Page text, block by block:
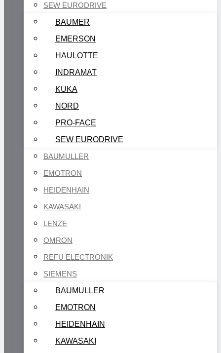
SEW EURODRIVE
BAUMER
EMERSON
HAULOTTE
INDRAMAT
KUKA
NORD
PRO-FACE
SEW EURODRIVE
BAUMULLER
EMOTRON
HEIDENHAIN
KAWASAKI
LENZE
OMRON
REFU ELECTRONIK
SIEMENS
BAUMULLER
EMOTRON
HEIDENHAIN
KAWASAKI